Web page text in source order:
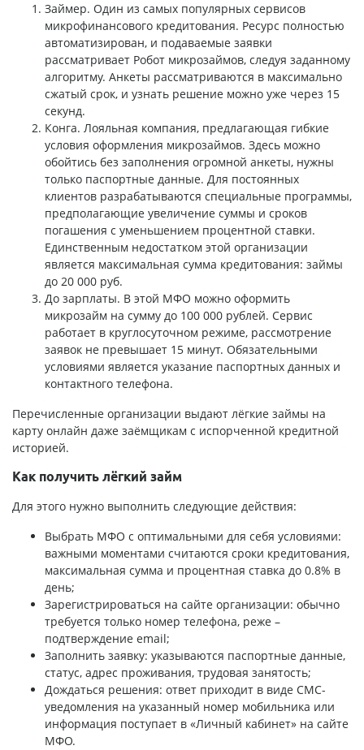
Займер. Один из самых популярных сервисов
микрофинансового кредитования. Ресурс полностью
автоматизирован, и подаваемые заявки
рассматривает Робот микрозаймов, следуя заданному
алгоритму. Анкеты рассматриваются в максимально
сжатый срок, и узнать решение можно уже через 15
секунд.
Конга. Лояльная компания, предлагающая гибкие
условия оформления микрозаймов. Здесь можно
обойтись без заполнения огромной анкеты, нужны
только паспортные данные. Для постоянных
клиентов разрабатываются специальные программы,
предполагающие увеличение суммы и сроков
погашения с уменьшением процентной ставки.
Единственным недостатком этой организации
является максимальная сумма кредитования: займы
до 20 000 руб.
До зарплаты. В этой МФО можно оформить
микрозайм на сумму до 100 000 рублей. Сервис
работает в круглосуточном режиме, рассмотрение
заявок не превышает 15 минут. Обязательными
условиями является указание паспортных данных и
контактного телефона.
Перечисленные организации выдают лёгкие займы на
карту онлайн даже заёмщикам с испорченной кредитной
историей.
Как получить лёгкий займ
Для этого нужно выполнить следующие действия:
Выбрать МФО с оптимальными для себя условиями:
важными моментами считаются сроки кредитования,
максимальная сумма и процентная ставка до 0.8% в
день;
Зарегистрироваться на сайте организации: обычно
требуется только номер телефона, реже –
подтверждение email;
Заполнить заявку: указываются паспортные данные,
статус, адрес проживания, трудовая занятость;
Дождаться решения: ответ приходит в виде СМС-
уведомления на указанный номер мобильника или
информация поступает в «Личный кабинет» на сайте
МФО.